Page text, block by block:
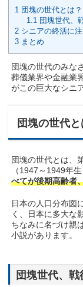
1 団塊の世代とは？
1.1 団塊世代、
2 シニアの終活に
3 まとめ
団塊の世代のみな
葬儀業界や金融業
がこの巨大なシニ
団塊の世代と
団塊の世代とは、
（1947～1949年
べてが後期高齢者
日本の人口分布図
く、日本に多大な
ちなみに名づけ親
小説があります。
団塊世代、